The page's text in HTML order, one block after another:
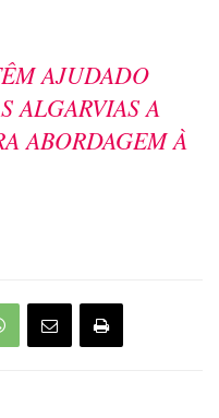
AJUDADO
ALGARVIAS A
ABORDAGEM À